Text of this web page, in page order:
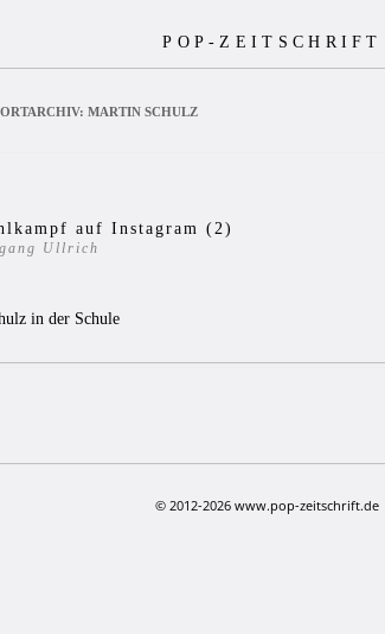
POP-ZEITSCHRIFT
MARTIN SCHULZ
auf Instagram (2)
Ullrich
in der Schule
© 2012-2026 www.pop-zeitschrift.de